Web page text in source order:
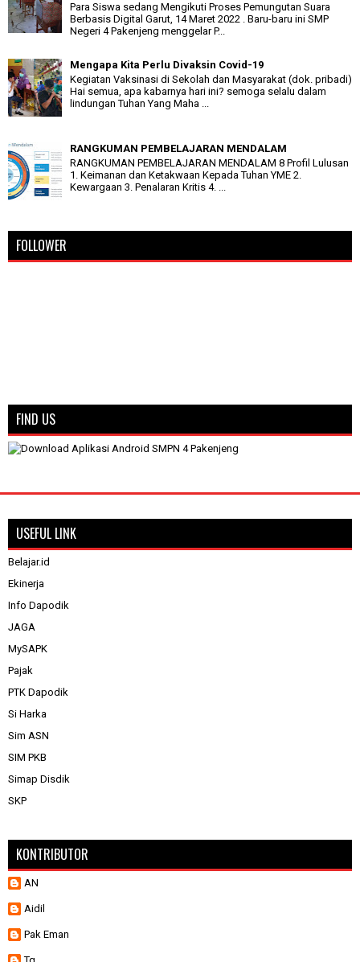
Para Siswa sedang Mengikuti Proses Pemungutan Suara
Berbasis Digital Garut, 14 Maret 2022 . Baru-baru ini SMP
Negeri 4 Pakenjeng menggelar P...
Mengapa Kita Perlu Divaksin Covid-19
Kegiatan Vaksinasi di Sekolah dan Masyarakat (dok. pribadi)
Hai semua, apa kabarnya hari ini? semoga selalu dalam
lindungan Tuhan Yang Maha ...
RANGKUMAN PEMBELAJARAN MENDALAM
RANGKUMAN PEMBELAJARAN MENDALAM 8 Profil Lulusan
1. Keimanan dan Ketakwaan Kepada Tuhan YME 2.
Kewargaan 3. Penalaran Kritis 4. ...
FOLLOWER
FIND US
USEFUL LINK
Belajar.id
Ekinerja
Info Dapodik
JAGA
MySAPK
Pajak
PTK Dapodik
Si Harka
Sim ASN
SIM PKB
Simap Disdik
SKP
KONTRIBUTOR
AN
Aidil
Pak Eman